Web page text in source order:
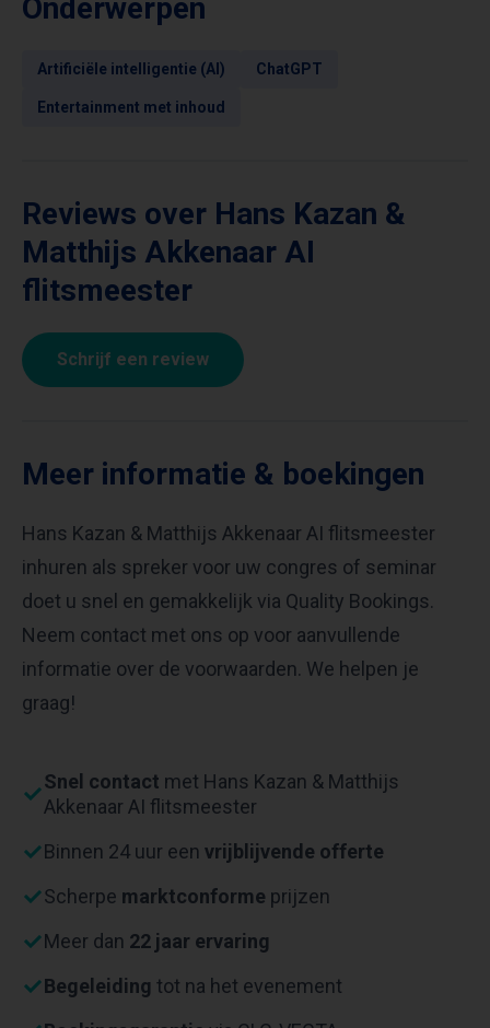
Onderwerpen
Artificiële intelligentie (AI) ChatGPT
Entertainment met inhoud
Reviews over Hans Kazan &
Matthijs Akkenaar AI
flitsmeester
Schrijf een review
Meer informatie & boekingen
Hans Kazan & Matthijs Akkenaar AI flitsmeester
inhuren als spreker voor uw congres of seminar
doet u snel en gemakkelijk via Quality Bookings.
Neem contact met ons op voor aanvullende
informatie over de voorwaarden. We helpen je
graag!
Snel contact met Hans Kazan & Matthijs
Akkenaar AI flitsmeester
Binnen 24 uur een vrijblijvende offerte
Scherpe marktconforme prijzen
Meer dan 22 jaar ervaring
Begeleiding tot na het evenement